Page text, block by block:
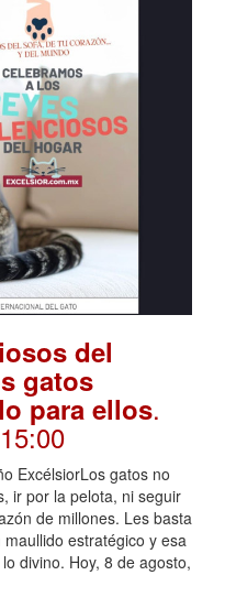
del
gatos
para ellos.
ExcélsiorLos gatos no
ir por la pelota, ni seguir
de millones. Les basta
estratégico y esa
divino. Hoy, 8 de agosto,